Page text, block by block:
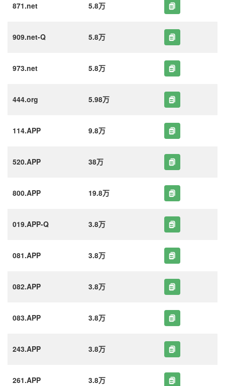
871.net 5.8万
909.net-Q 5.8万
973.net 5.8万
444.org 5.98万
114.APP 9.8万
520.APP 38万
800.APP 19.8万
019.APP-Q 3.8万
081.APP 3.8万
082.APP 3.8万
083.APP 3.8万
243.APP 3.8万
261.APP 3.8万